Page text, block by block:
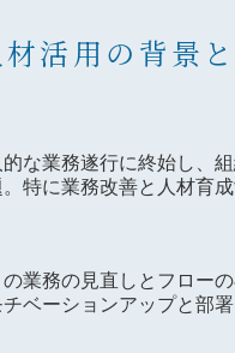
材活用の背景
的な業務遂行に終始し、
特に業務改善と人材育
業務の見直しとフロー
ベーションアップと部